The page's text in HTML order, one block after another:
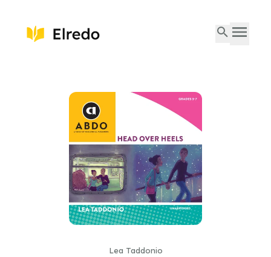
Lea Taddonio